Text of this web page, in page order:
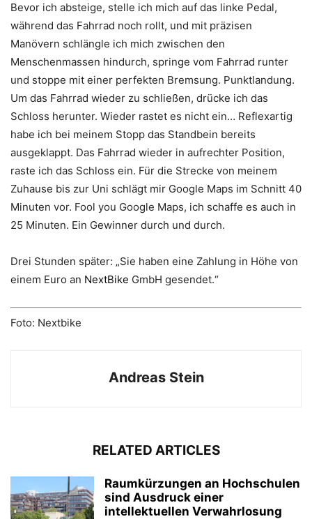
Bevor ich absteige, stelle ich mich auf das linke Pedal,
während das Fahrrad noch rollt, und mit präzisen
Manövern schlängle ich mich zwischen den
Menschenmassen hindurch, springe vom Fahrrad runter
und stoppe mit einer perfekten Bremsung. Punktlandung.
Um das Fahrrad wieder zu schließen, drücke ich das
Schloss herunter. Wieder rastet es nicht ein… Reflexartig
habe ich bei meinem Stopp das Standbein bereits
ausgeklappt. Das Fahrrad wieder in aufrechter Position,
raste ich das Schloss ein. Für die Strecke von meinem
Zuhause bis zur Uni schlägt mir Google Maps im Schnitt 40
Minuten vor. Fool you Google Maps, ich schaffe es auch in
25 Minuten. Ein Gewinner durch und durch.
Drei Stunden später: „Sie haben eine Zahlung in Höhe von
einem Euro an NextBike GmbH gesendet.“
Foto: Nextbike
Andreas Stein
RELATED ARTICLES
Raumkürzungen an Hochschulen
sind Ausdruck einer
intellektuellen Verwahrlosung